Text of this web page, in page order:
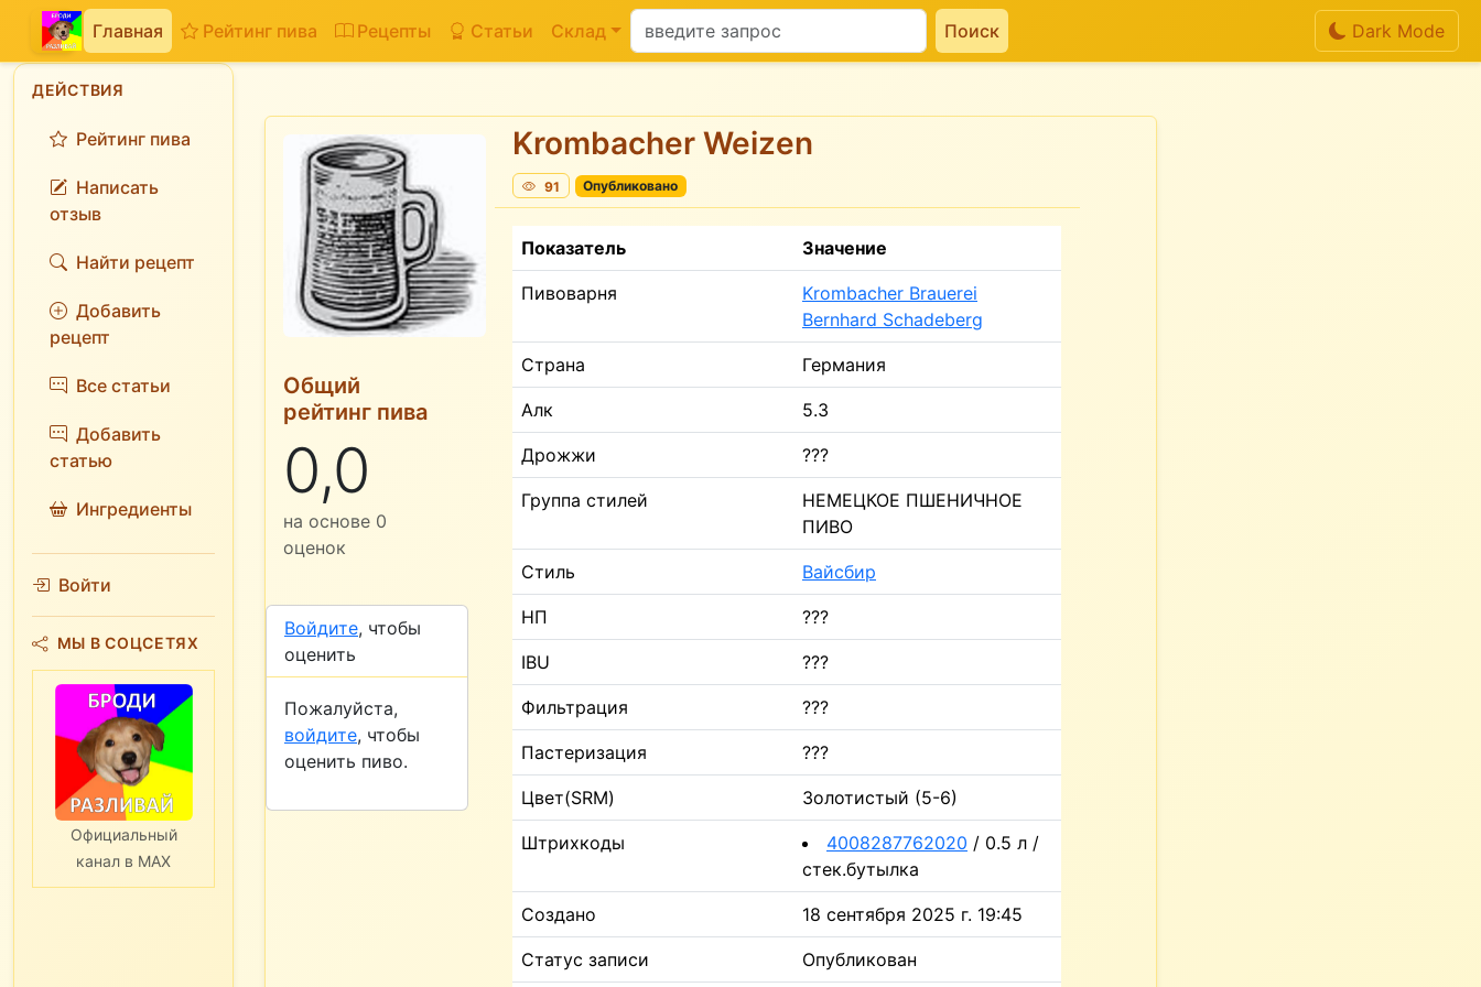
Главная Рейтинг пива Рецепты Статьи Склад Поиск Dark Mode
ДЕЙСТВИЯ
Рейтинг пива
Написать
отзыв
Найти рецепт
Добавить
рецепт
Все статьи
Добавить
статью
Ингредиенты
Войти
МЫ В СОЦСЕТЯХ
Официальный
канал в MAX
Общий
рейтинг пива
0,0
на основе 0
оценок
Войдите, чтобы
оценить
Пожалуйста,
войдите, чтобы
оценить пиво.
Krombacher Weizen
91 Опубликовано
Показатель Значение
Пивоварня
Krombacher Brauerei
Bernhard Schadeberg
Страна Германия
Алк 5.3
Дрожжи ???
Группа стилей
НЕМЕЦКОЕ ПШЕНИЧНОЕ
ПИВО
Стиль Вайсбир
НП ???
IBU ???
Фильтрация ???
Пастеризация ???
Цвет(SRM) Золотистый (5-6)
Штрихкоды 4008287762020 / 0.5 л /
стек.бутылка
Создано 18 сентября 2025 г. 19:45
Статус записи Опубликован